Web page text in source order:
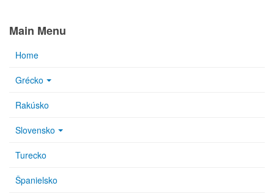
Main Menu
Home
Grécko
Rakúsko
Slovensko
Turecko
Španielsko